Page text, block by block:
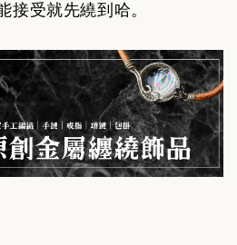
接受就先繞到哈。